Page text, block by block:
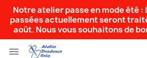
Notre atelier passe en mode été :
passées actuellement seront
août. Nous vous souhaitons de
